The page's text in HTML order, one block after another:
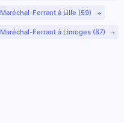
Maréchal-Ferrant à Lille (59)
Maréchal-Ferrant à Limoges (87)